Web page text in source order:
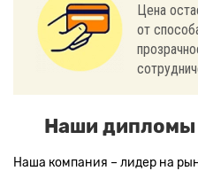
Цена
от
Наши дипломы
Наша компания – лидер на